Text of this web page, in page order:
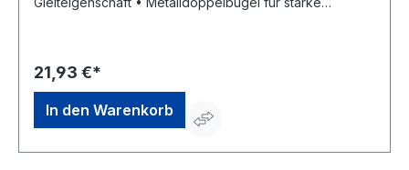
jost.comHinweis: Empfohlener Gerätestiel 1800 x 28 mm
EAN 4047883001584
21,93 €*
In den Warenkorb